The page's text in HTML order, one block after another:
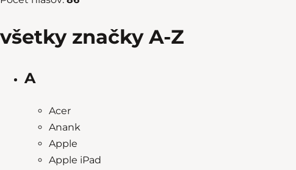
všetky značky A-Z
A
Acer
Anank
Apple
Apple iPad